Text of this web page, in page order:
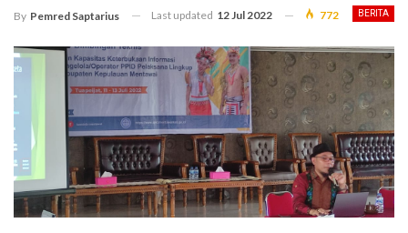
BERITA
By Pemred Saptarius Last updated 12 Jul 2022 772